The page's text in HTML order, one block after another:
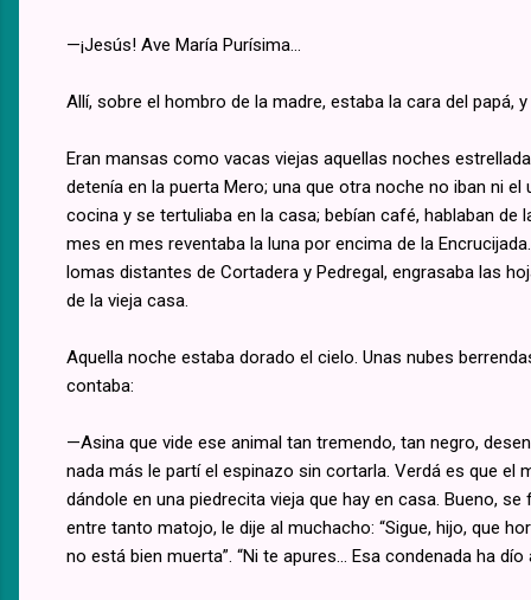
—¡Jesús! Ave María Purísima...
Allí, sobre el hombro de la madre, estaba la cara del
Eran mansas como vacas viejas aquellas noches
detenía en la puerta Mero; una que otra noche no iban ni
cocina y se tertuliaba en la casa; bebían café, hablaban
mes en mes reventaba la luna por encima de la
lomas distantes de Cortadera y Pedregal, engrasaba las
de la vieja casa.
Aquella noche estaba dorado el cielo. Unas nubes
contaba:
—Asina que vide ese animal tan tremendo, tan negro,
nada más le partí el espinazo sin cortarla. Verdá es que
dándole en una piedrecita vieja que hay en casa. Bueno,
entre tanto matojo, le dije al muchacho: “Sigue, hijo, que
no está bien muerta”. “Ni te apures... Esa condenada ha